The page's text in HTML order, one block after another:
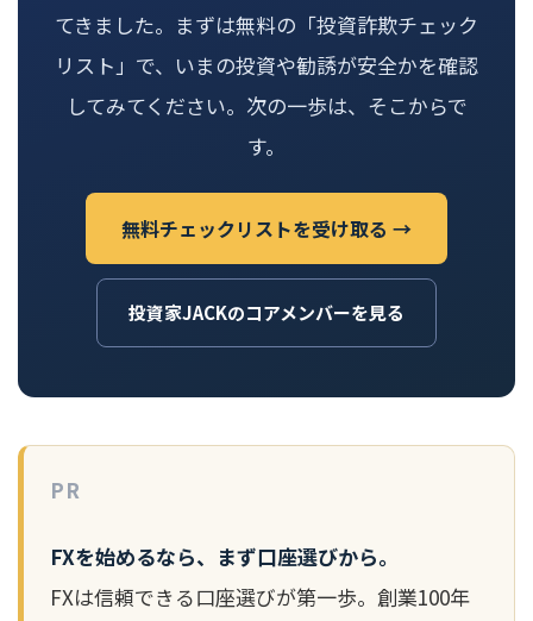
てきました。まずは無料の「投資詐欺チェック
リスト」で、いまの投資や勧誘が安全かを確認
してみてください。次の一歩は、そこからで
す。
無料チェックリストを受け取る →
投資家JACKのコアメンバーを見る
PR
FXを始めるなら、まず口座選びから。
FXは信頼できる口座選びが第一歩。創業100年